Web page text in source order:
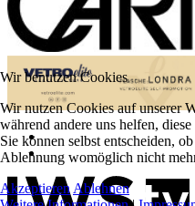
Wir benutzen Cookies
Wir nutzen Cookies auf unserer
während andere uns helfen,
Sie können selbst entscheiden,
Ablehnung womöglich nicht
Akzeptieren Ablehnen